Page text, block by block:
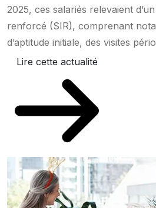
2025, ces salariés relevaient
renforcé (SIR), comprenant
d’aptitude initiale, des visites
Lire cette actualité